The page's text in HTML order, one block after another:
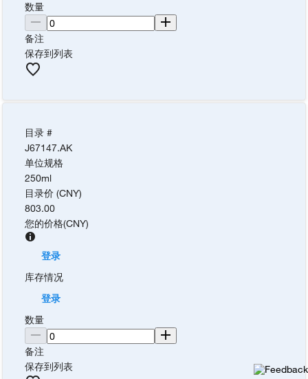
数量
备注
保存到列表
目录 #
J67147.AK
单位规格
250ml
目录价 (CNY)
803.00
您的价格(CNY)
登录
库存情况
登录
数量
备注
保存到列表